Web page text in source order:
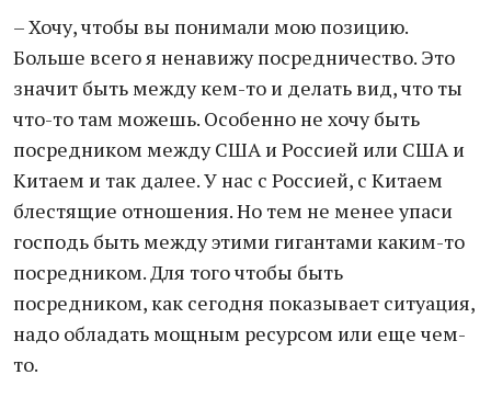
– Хочу, чтобы вы понимали мою позицию.
Больше всего я ненавижу посредничество. Это
значит быть между кем-то и делать вид, что ты
что-то там можешь. Особенно не хочу быть
посредником между США и Россией или США и
Китаем и так далее. У нас с Россией, с Китаем
блестящие отношения. Но тем не менее упаси
господь быть между этими гигантами каким-то
посредником. Для того чтобы быть
посредником, как сегодня показывает ситуация,
надо обладать мощным ресурсом или еще чем-
то.